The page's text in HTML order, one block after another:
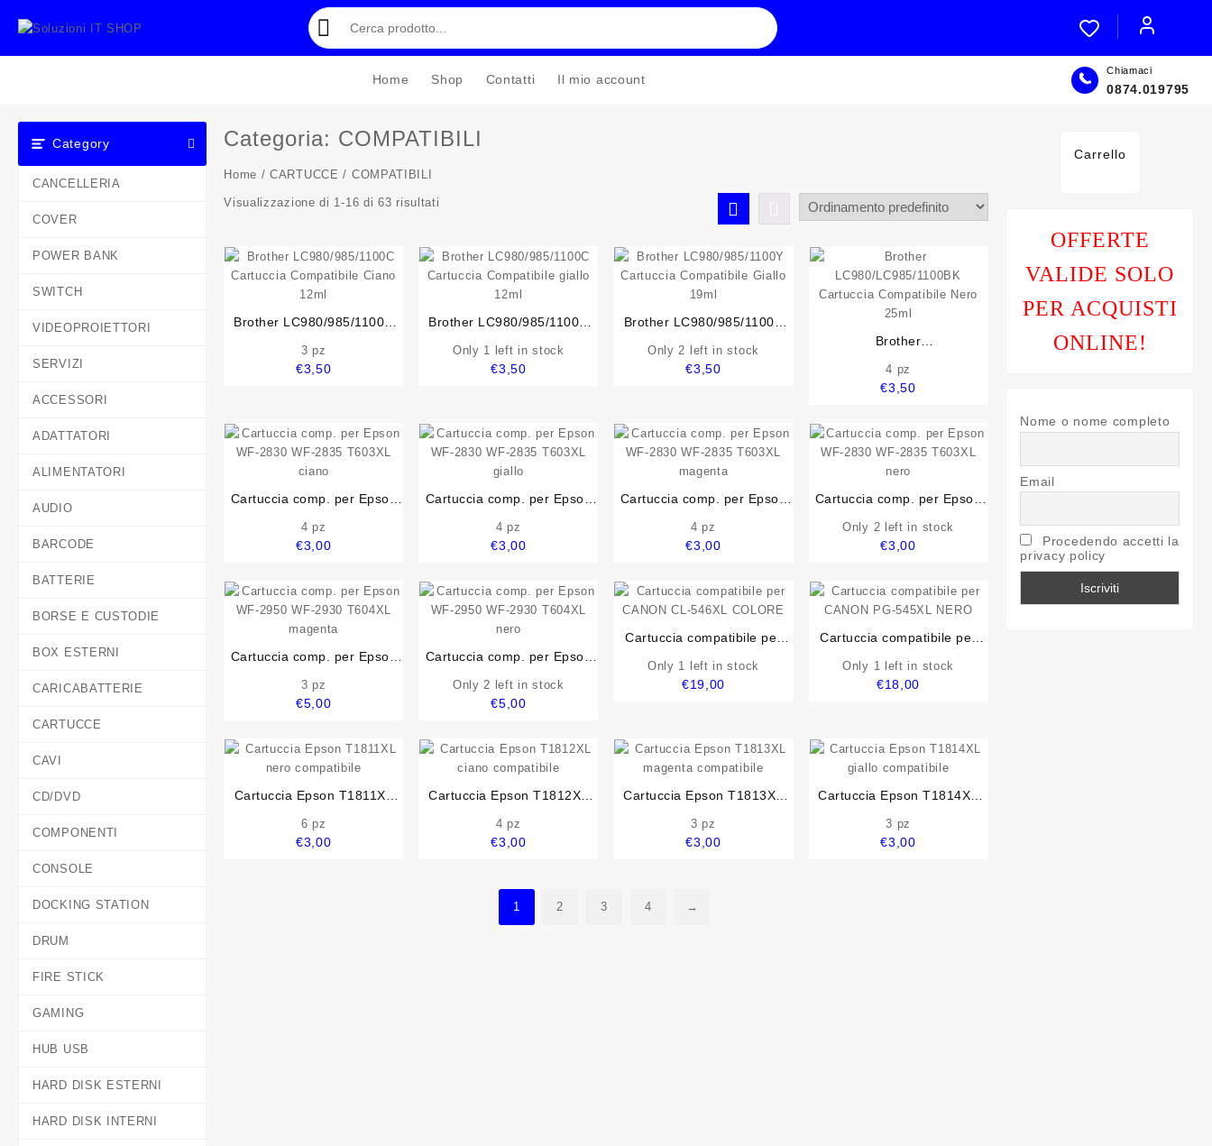
Home Shop Contatti Il mio account
Chiamaci
0874.019795
Category
CANCELLERIA
COVER
POWER BANK
SWITCH
VIDEOPROIETTORI
SERVIZI
ACCESSORI
ADATTATORI
ALIMENTATORI
AUDIO
BARCODE
BATTERIE
BORSE E CUSTODIE
BOX ESTERNI
CARICABATTERIE
CARTUCCE
CAVI
CD/DVD
COMPONENTI
CONSOLE
DOCKING STATION
DRUM
FIRE STICK
GAMING
HUB USB
HARD DISK ESTERNI
HARD DISK INTERNI
Categoria: COMPATIBILI
Home /CARTUCCE / COMPATIBILI
Visualizzazione di 1-16 di 63 risultati
Brother LC980/985/1100C
12ml
3 pz
€3,50
Brother LC980/985/1100C
Only 1 left in stock
€3,50
Brother LC980/985/1100Y
Only 2 left in stock
€3,50
Brother
Cartuccia Compatibile Nero
25ml
4 pz
€3,50
Cartuccia comp. per Epson
ciano
4 pz
€3,00
Cartuccia comp. per Epson
giallo
4 pz
€3,00
Cartuccia comp. per Epson
magenta
4 pz
€3,00
Cartuccia comp. per Epson
Only 2 left in stock
€3,00
Cartuccia comp. per Epson
magenta
3 pz
€5,00
Cartuccia comp. per Epson
Only 2 left in stock
€5,00
Cartuccia compatibile per
Only 1 left in stock
€19,00
Cartuccia compatibile per
Only 1 left in stock
€18,00
Cartuccia Epson T1811XL
6 pz
€3,00
Cartuccia Epson T1812XL
4 pz
€3,00
Cartuccia Epson T1813XL
3 pz
€3,00
Cartuccia Epson T1814XL
3 pz
€3,00
1 2 3 4 →
Carrello
OFFERTE
VALIDE SOLO
PER ACQUISTI
ONLINE!
Nome o nome completo
Email
Procedendo accetti la
privacy policy